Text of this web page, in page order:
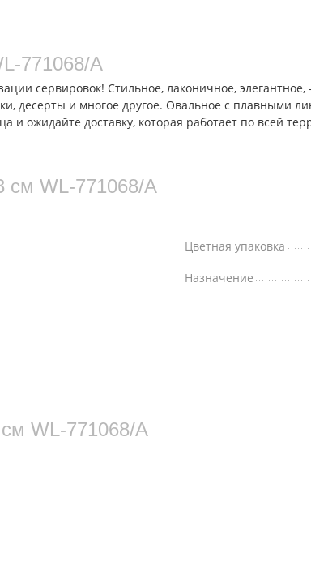
A
сервировок! Стильное, лаконичное,
десерты и многое другое. Овальное с плавными
и ожидайте доставку, которая работает по всей
см WL‑771068/A
Цветная упаковка
Назначение
WL‑771068/A